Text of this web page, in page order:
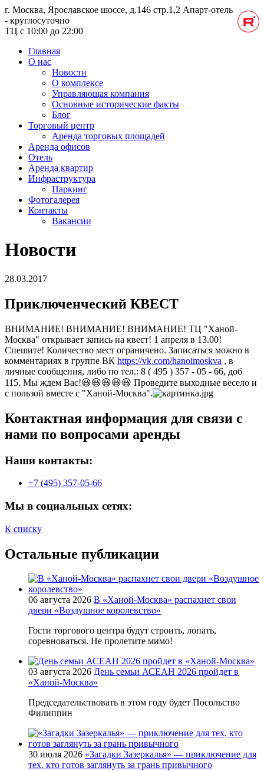
г. Москва, Ярославское шоссе, д.146 стр.1,2 Апарт-отель
- круглосуточно
ТЦ с 10:00 до 22:00
Главная
О нас
Новости
О комплексе
Управляющая компания
Основные исторические факты
Блог
Торговый центр
Аренда торговых площадей
Аренда офисов
Отель
Аренда квартир
Инфраструктура
Паркинг
Фотогалерея
Контакты
Вакансии
Новости
28.03.2017
Приключенческий КВЕСТ
ВНИМАНИЕ! ВНИМАНИЕ! ВНИМАНИЕ! ТЦ "Ханой-
Москва" открывает запись на квест! 1 апреля в 13.00!
Спешите! Количество мест ограничено. Записаться можно в
комментариях в группе ВК https://vk.com/hanoimoskva , в
личные сообщения, либо по тел.: 8 ( 495 ) 357 - 05 - 66, доб
115. Мы ждем Вас!😃😃😃😃😃 Проведите выходные весело и
с пользой вместе с "Ханой-Москва".
Контактная информация для связи с
нами по вопросами аренды
Наши контакты:
+7 (495) 357-05-66
Мы в социальных сетях:
К списку
Остальные публикации
06 августа 2026 В «Ханой-Москва» распахнет свои
двери «Воздушное королевство»
Гости торгового центра будут строить, лопать,
соревноваться. Не пролетите мимо!
03 августа 2026 День семьи АСЕАН 2026 пройдет в
«Ханой-Москва»
Председательствовать в этом году будет Посольство
Филиппин
30 июля 2026 «Загадки Зазеркалья» — приключение для
тех, кто готов заглянуть за грань привычного